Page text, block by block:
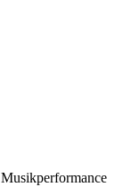
Musikperformance